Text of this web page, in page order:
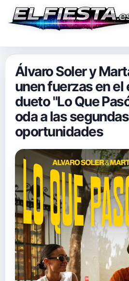
Álvaro Soler y
unen fuerzas en el
dueto "Lo Que
oda a las segundas
oportunidades